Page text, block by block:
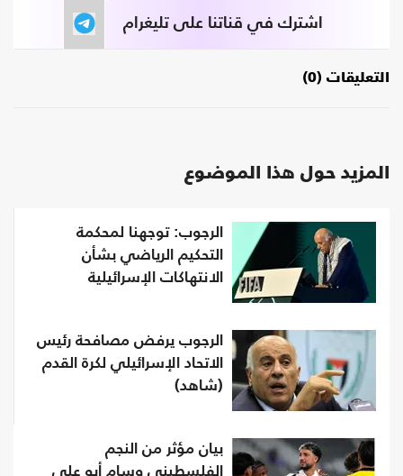
اشترك في قناتنا على تليغرام
التعليقات (0)
المزيد حول هذا الموضوع
الرجوب: توجهنا لمحكمة
التحكيم الرياضي بشأن
الانتهاكات الإسرائيلية
الرجوب يرفض مصافحة رئيس
الاتحاد الإسرائيلي لكرة القدم
(شاهد)
بيان مؤثر من النجم
الفلسطيني وسام أبو علي